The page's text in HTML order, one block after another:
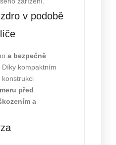
v podobě
a bezpečně
. Díky kompaktním
konstrukci
před
a